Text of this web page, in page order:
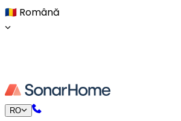
🇷🇴 Română
RO